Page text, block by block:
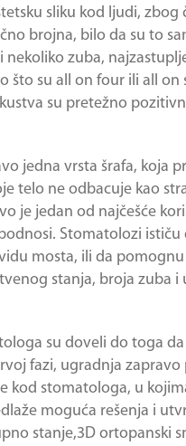
sliku kod ljudi,
brojna, bilo da su to
zuba,
su all on four ili all
su pretežno
jedna vrsta šrafa, koja
telo ne odbacuje kao
je jedan od najčešće
Stomatolozi
mosta, ili da
stanja, broja zuba
su doveli do toga
fazi, ugradnja
kod stomatologa, u
moguća rešenja i
stanje,3D ortopanski